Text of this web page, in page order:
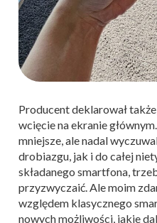
Producent deklarował
wcięcie na ekranie
mniejsze, ale nadal
drobiazgu, jak i do całej
składanego smartfona,
przyzwyczaić. Ale moim
względem klasycznego
nowych możliwości, jakie